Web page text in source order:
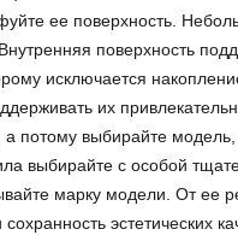
ее поверхность.
поверхность
исключается
их
потому выбирайте
выбирайте с особой
марку модели. От ее
сохранность эстетических